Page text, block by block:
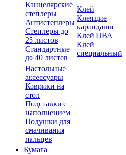
Канцелярские
степлеры
Антистеплеры
Степлеры до
25 листов
Стандартные
до 40 листов
Клей
Клеящие
карандаши
Клей ПВА
Клей
специальный
Настольные
аксессуары
Коврики на
стол
Подставки с
наполнением
Подушки для
смачивания
пальцев
Бумага